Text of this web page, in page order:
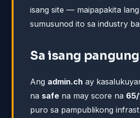
isang site — maipapakita
sumusunod ito sa industry
Sa isang
Ang admin.ch ay
na safe na may score na
puro sa pampublikong